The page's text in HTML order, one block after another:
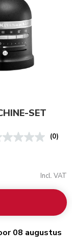
SET
(0)
Incl. VAT
08 augustus